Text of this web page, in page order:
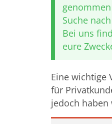
Suche
Bei uns
eure
Eine wichtige
für
jedoch